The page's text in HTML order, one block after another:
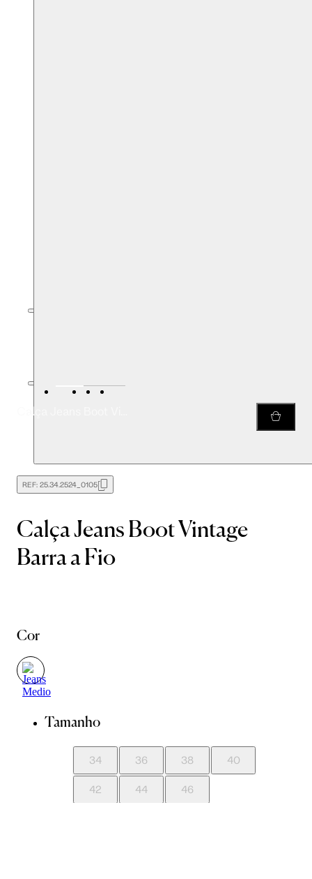
REF: 25.34.2524_0105
Calça Jeans Boot Vintage
Barra a Fio
Cor
Tamanho
34 36 38 40
42 44 46